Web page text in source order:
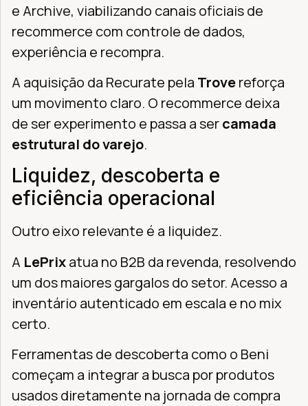
e Archive, viabilizando canais oficiais de
recommerce com controle de dados,
experiência e recompra.
A aquisição da Recurate pela Trovereforça
um movimento claro. O recommerce deixa
de ser experimento e passa a sercamada
estrutural do varejo.
Liquidez, descoberta e
eficiência operacional
Outro eixo relevante é a liquidez.
A LePrixatua no B2B da revenda, resolvendo
um dos maiores gargalos do setor. Acesso a
inventário autenticado em escala e no mix
certo.
Ferramentas de descoberta como o Beni
começam a integrar a busca por produtos
usados diretamente na jornada de compra